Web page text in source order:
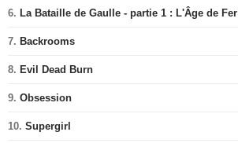
6. La Bataille de Gaulle - partie 1 : L'Âge de Fer
7. Backrooms
8. Evil Dead Burn
9. Obsession
10. Supergirl